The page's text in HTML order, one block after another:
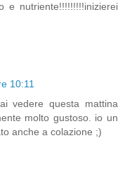
e nutriente!!!!!!!!!inizierei
10:11
vedere questa mattina
molto gustoso. io un
anche a colazione ;)